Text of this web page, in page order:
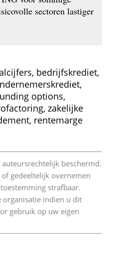
sectoren lastiger
bedrijfskrediet,
options,
zakelijke
rentemarge
beschermd.
gedeeltelijk overnemen
strafbaar.
organisatie indien u dit
gebruik op uw eigen